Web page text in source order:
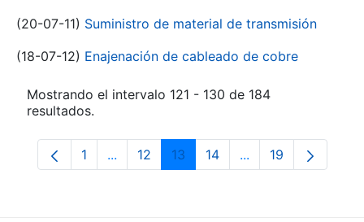
(20-07-11) Suministro de material de transmisión
(18-07-12) Enajenación de cableado de cobre
Mostrando el intervalo 121 - 130 de 184
resultados.
Página
1 ...Páginas intermedias Use TAB para
Página
12 Página
13 Página
14 ...PáginasPágina
19